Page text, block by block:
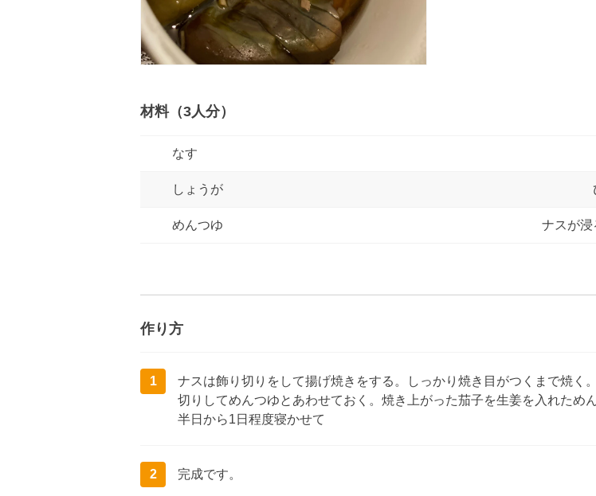
材料（3人分）
なす
しょうが
めんつゆ ナスが浸
作り方
1
ナスは飾り切りをして揚げ焼きをする。しっかり焼き目がつくまで焼く
切りしてめんつゆとあわせておく。焼き上がった茄子を生姜を入れため
半日から1日程度寝かせて
2 完成です。